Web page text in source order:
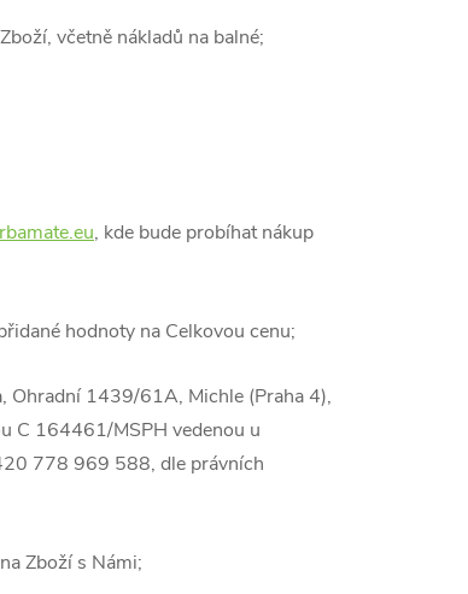
včetně nákladů na balné;
, kde bude probíhat nákup
hodnoty na Celkovou cenu;
Ohradní 1439/61A, Michle (Praha 4),
C 164461/MSPH vedenou u
778 969 588, dle právních
Zboží s Námi;